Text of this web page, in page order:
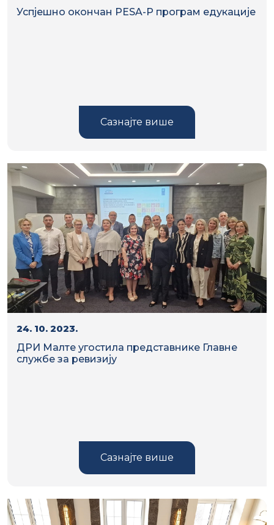
Успјешно окончан PESA-P програм едукације
Сазнајте више
24. 10. 2023.
ДРИ Малте угостила представнике Главне
службе за ревизију
Сазнајте више